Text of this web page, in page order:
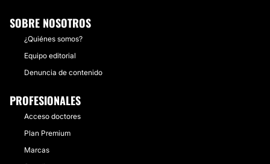
SOBRE NOSOTROS
¿Quiénes somos?
Equipo editorial
Denuncia de contenido
PROFESIONALES
Acceso doctores
Plan Premium
Marcas